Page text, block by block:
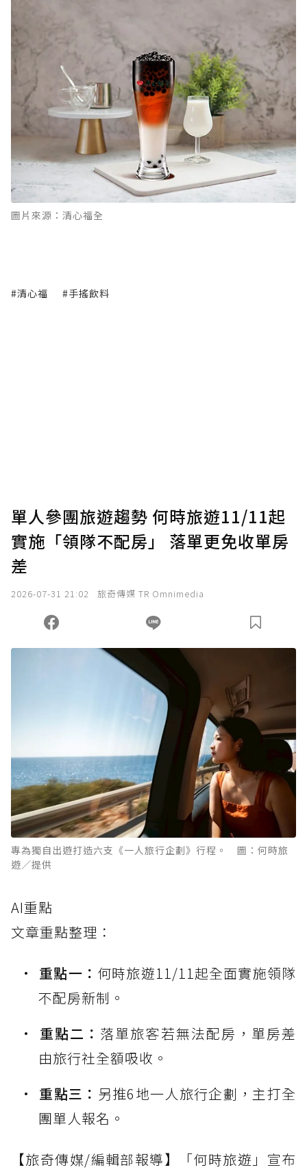
圖片來源：清心福全
#清心福 #手搖飲料
單人參團旅遊趨勢 何時旅遊11/11起
實施「領隊不配房」 落單更免收單房
差
2026-07-31 21:02 旅奇傳媒 TR Omnimedia
專為獨自出遊打造六支《一人旅行企劃》行程。 圖：何時旅
遊／提供
AI重點
文章重點整理：
重點一： 何時旅遊11/11起全面實施領隊
不配房新制。
重點二： 落單旅客若無法配房，單房差
由旅行社全額吸收。
重點三： 另推6地一人旅行企劃，主打全
團單人報名。
【旅奇傳媒/編輯部報導】「何時旅遊」宣布